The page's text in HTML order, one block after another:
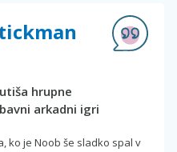
hrupne
arkadni igri
ko je Noob še sladko spal v